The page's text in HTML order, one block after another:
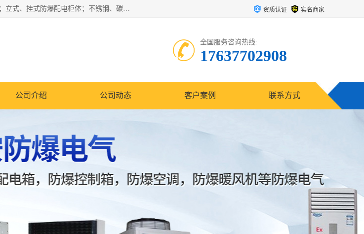
防爆正压分析小屋；不锈钢、碳钢材质防爆正压通风柜，分上下、左右、外挂三种款式；立式、挂式防爆配电柜体；不锈钢、碳钢防爆变频、磁力、星三角启动器；不锈钢、碳钢、铸铝防爆控制箱柜；可操作按键、多块式防爆仪表箱；多材质防爆接线箱；台式防爆电脑、防爆监视器。产品适配石油、化工、煤炭、电力、纺织、酿酒、航天、铁路、冶金、船舶、消防、市政等多行业工况使用。 资质认证 实名商家
全国服务咨询热线:
17637702908
公司介绍 公司动态 客户案例 联系方式